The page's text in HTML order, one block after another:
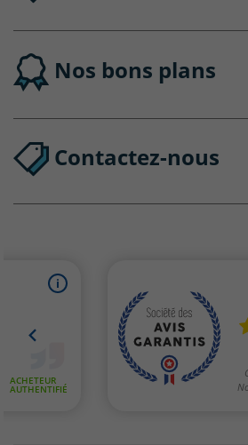
Nos bons plans
Contactez-nous